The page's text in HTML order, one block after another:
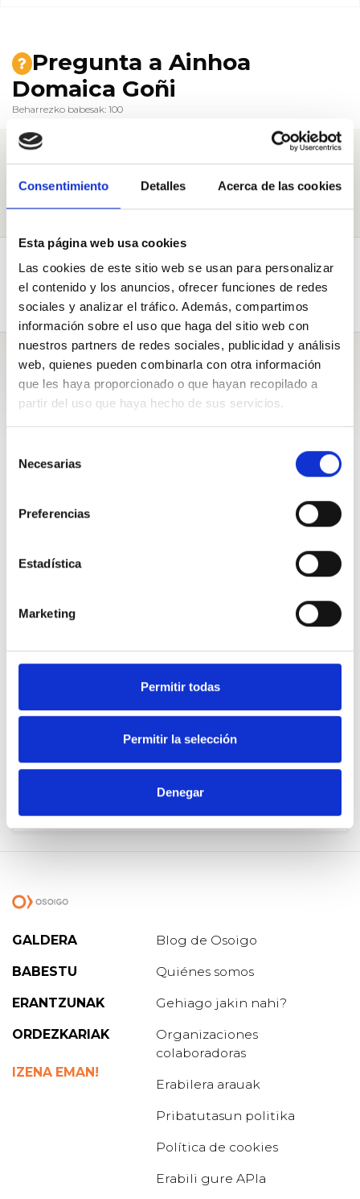
Consentimiento Detalles Acerca de las cookies
Esta página web usa cookies
Las cookies de este sitio web se usan para personalizar
el contenido y los anuncios, ofrecer funciones de redes
sociales y analizar el tráfico. Además, compartimos
información sobre el uso que haga del sitio web con
nuestros partners de redes sociales, publicidad y análisis
web, quienes pueden combinarla con otra información
que les haya proporcionado o que hayan recopilado a
partir del uso que haya hecho de sus servicios.
Necesarias
Preferencias
Estadística
Marketing
Permitir todas
Permitir la selección
Denegar
Pregunta a Ainhoa
Domaica Goñi
Beharrezko babesak: 100
Galdeituidazu
Erantzunak (2) Galderak (7)
Biografia
Erantzunak
A Usuario Anónimo
2016 Mai. 02
El proceso de identificación y solicitud de asilo retrasan la
GALDERA
BABESTU
ERANTZUNAK
ORDEZKARIAK
IZENA EMAN!
Blog de Osoigo
Quiénes somos
Gehiago jakin nahi?
Organizaciones
colaboradoras
Erabilera arauak
Pribatutasun politika
Política de cookies
Erabili gure APIa